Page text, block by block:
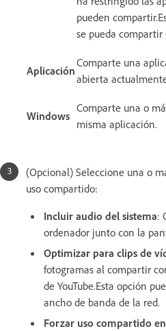
pueden
se pueda
Aplicación
Comparte una
abierta
Windows
Comparte una o
misma aplicación.
(Opcional) Seleccione una o
uso compartido:
Incluir audio del sistema:
ordenador junto con la
Optimizar para clips de
fotogramas al compartir
de YouTube.Esta opción
ancho de banda de la red.
Forzar uso compartido